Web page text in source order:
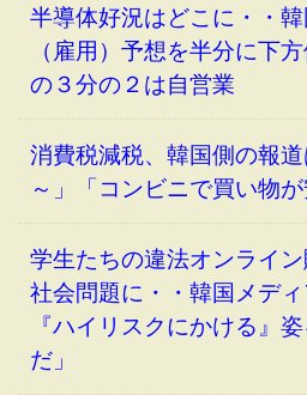
半導体好況はどこに・・
（雇用）予想を半分に下
の３分の２は自営業
消費税減税、韓国側の報
～」「コンビニで買い物
学生たちの違法オンライ
社会問題に・・韓国メデ
『ハイリスクにかける』
だ」